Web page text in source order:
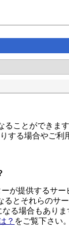
ることができま
する場合やご利
が提供するサー
るとそれらのサ
る場合もあり
？ をご覧下さい。